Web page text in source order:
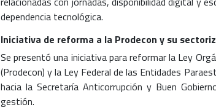
dependencia tecnológica.
Iniciativa de reforma a la Prodecon y su
Se presentó una iniciativa para reformar la Ley
(Prodecon) y la Ley Federal de las Entidades
hacia la Secretaría Anticorrupción y Buen
gestión.